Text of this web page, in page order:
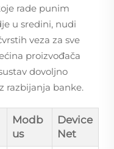
rade punim
u sredini, nudi
veza za sve
proizvođača
dovoljno
razbijanja banke.
Modb
us
Device
Net